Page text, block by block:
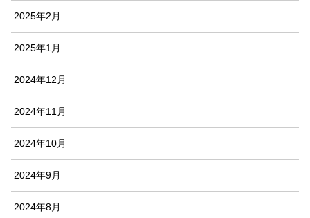
2025年2月
2025年1月
2024年12月
2024年11月
2024年10月
2024年9月
2024年8月